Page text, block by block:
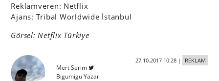
Reklamveren: Netflix
Ajans: Tribal Worldwide İstanbul
Görsel: Netflix Türkiye
Mert Serim
Bigumigu Yazarı
27.10.2017 10:28| REKLAM